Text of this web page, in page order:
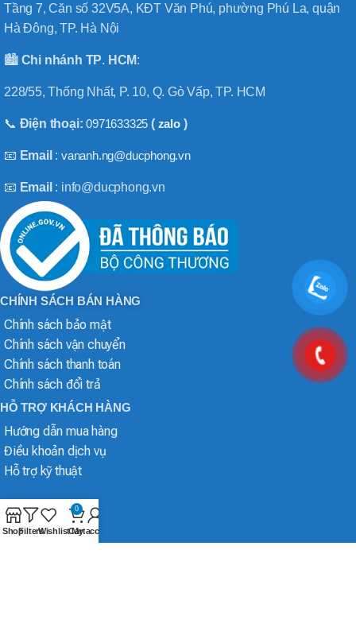
Tầng 7, Căn số 32V5A, KĐT Văn Phú, phường Phú La, quận
Hà Đông, TP. Hà Nội
🏙️ Chi nhánh TP. HCM:
228/55, Thống Nhất, P. 10, Q. Gò Vấp, TP. HCM
📞 Điện thoại:0971633325 ( zalo)
📧 Email :vananh.ng@ducphong.vn
📧 Email : info@ducphong.vn
CHÍNH SÁCH BÁN HÀNG
Chính sách bảo mật
Chính sách vận chuyển
Chính sách thanh toán
Chính sách đổi trả
HỖ TRỢ KHÁCH HÀNG
Hướng dẫn mua hàng
Điều khoản dịch vụ
Hỗ trợ kỹ thuật
ShopFiltersWishlist
0
Cart
My account